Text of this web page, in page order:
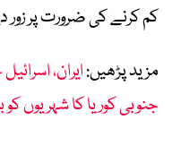
کم کرنے کی ضرورت پر زور
مزید پڑھیں:ایران،
جنوبی کوریا کا شہریوں کو